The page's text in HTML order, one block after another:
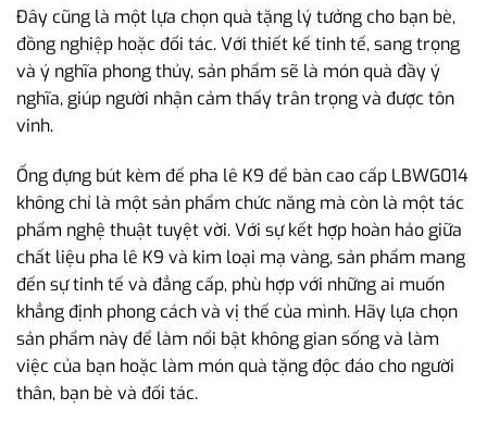
Đây cũng là một lựa chọn quà tặng lý tưởng cho bạn bè,
đồng nghiệp hoặc đối tác. Với thiết kế tinh tế, sang trọng
và ý nghĩa phong thủy, sản phẩm sẽ là món quà đầy ý
nghĩa, giúp người nhận cảm thấy trân trọng và được tôn
vinh.
Ống đựng bút kèm đế pha lê K9 để bàn cao cấp LBWG014
không chỉ là một sản phẩm chức năng mà còn là một tác
phẩm nghệ thuật tuyệt vời. Với sự kết hợp hoàn hảo giữa
chất liệu pha lê K9 và kim loại mạ vàng, sản phẩm mang
đến sự tinh tế và đẳng cấp, phù hợp với những ai muốn
khẳng định phong cách và vị thế của mình. Hãy lựa chọn
sản phẩm này để làm nổi bật không gian sống và làm
việc của bạn hoặc làm món quà tặng độc đáo cho người
thân, bạn bè và đối tác.